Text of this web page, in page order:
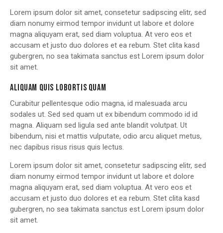
Lorem ipsum dolor sit amet, consetetur sadipscing elitr, sed
diam nonumy eirmod tempor invidunt ut labore et dolore
magna aliquyam erat, sed diam voluptua. At vero eos et
accusam et justo duo dolores et ea rebum. Stet clita kasd
gubergren, no sea takimata sanctus est Lorem ipsum dolor
sit amet.
ALIQUAM QUIS LOBORTIS QUAM
Curabitur pellentesque odio magna, id malesuada arcu
sodales ut. Sed sed quam ut ex bibendum commodo id id
magna. Aliquam sed ligula sed ante blandit volutpat. Ut
bibendum, nisi et mattis vulputate, odio arcu aliquet metus,
nec dapibus risus risus quis lectus.
Lorem ipsum dolor sit amet, consetetur sadipscing elitr, sed
diam nonumy eirmod tempor invidunt ut labore et dolore
magna aliquyam erat, sed diam voluptua. At vero eos et
accusam et justo duo dolores et ea rebum. Stet clita kasd
gubergren, no sea takimata sanctus est Lorem ipsum dolor
sit amet.